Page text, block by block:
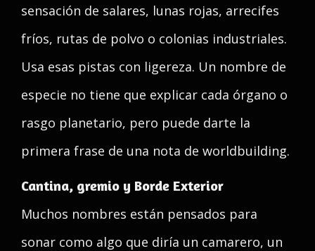
sensación de salares, lunas rojas, arrecifes
fríos, rutas de polvo o colonias industriales.
Usa esas pistas con ligereza. Un nombre de
especie no tiene que explicar cada órgano o
rasgo planetario, pero puede darte la
primera frase de una nota de worldbuilding.
Cantina, gremio y Borde Exterior
Muchos nombres están pensados para
sonar como algo que diría un camarero, un